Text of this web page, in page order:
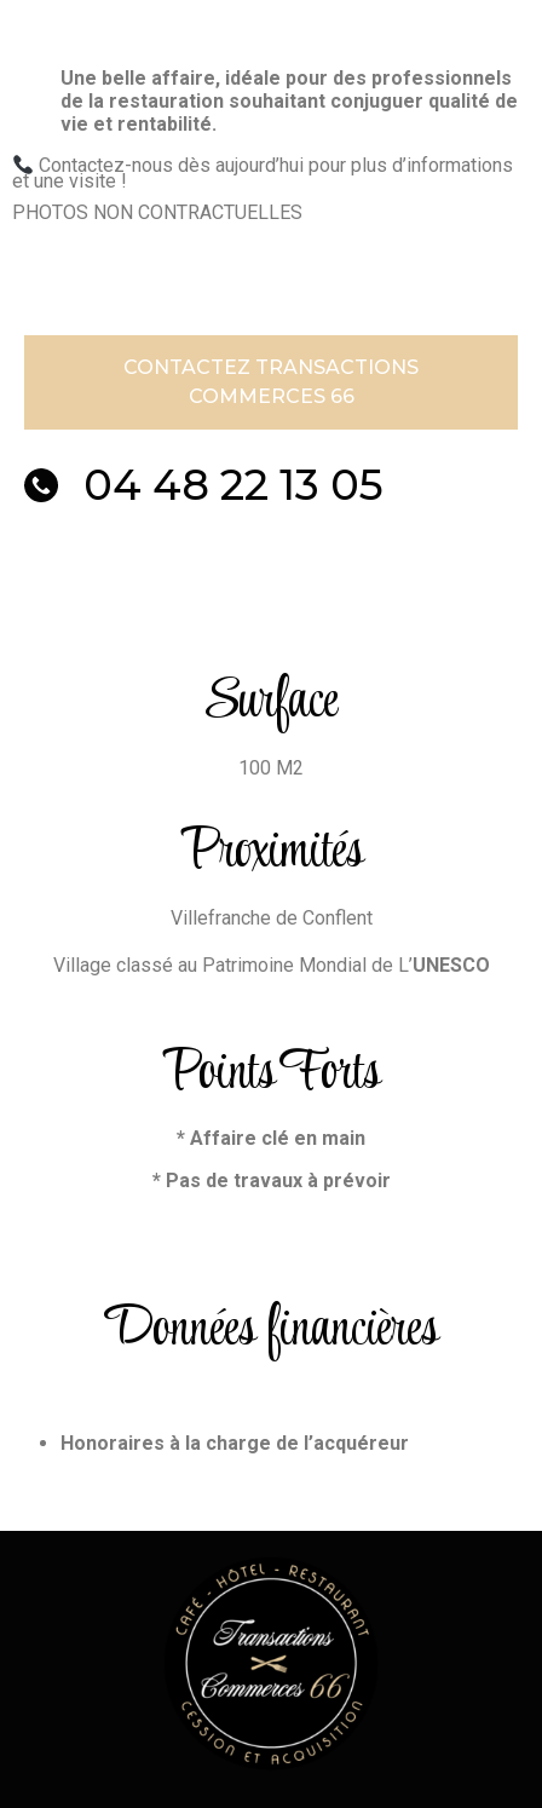
Une belle affaire, idéale pour des professionnels
de la restauration souhaitant conjuguer qualité de
vie et rentabilité.
Contactez-nous dès aujourd’hui pour plus d’informations
et une visite !
PHOTOS NON CONTRACTUELLES
CONTACTEZ TRANSACTIONS
COMMERCES 66
04 48 22 13 05
Surface
100 M2
Proximités
Villefranche de Conflent
Village classé au Patrimoine Mondial de L’UNESCO
Points Forts
* Affaire clé en main
* Pas de travaux à prévoir
Données financières
Honoraires à la charge de l’acquéreur